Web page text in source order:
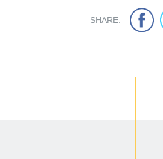
SHARE: